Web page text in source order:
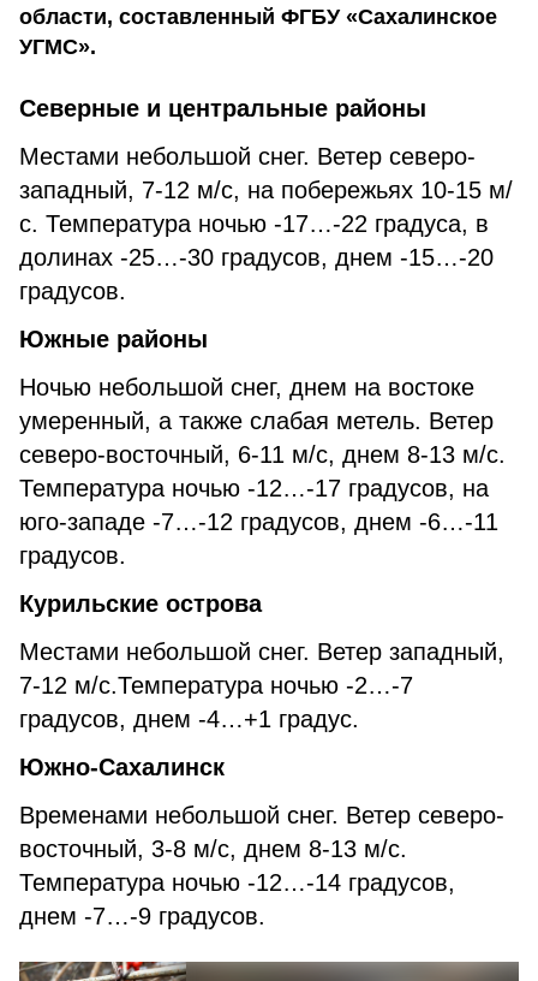
области, составленный ФГБУ «Сахалинское
УГМС».
Северные и центральные районы
Местами небольшой снег. Ветер северо-
западный, 7-12 м/с, на побережьях 10-15 м/
с. Температура ночью -17…-22 градуса, в
долинах -25…-30 градусов, днем -15…-20
градусов.
Южные районы
Ночью небольшой снег, днем на востоке
умеренный, а также слабая метель. Ветер
северо-восточный, 6-11 м/с, днем 8-13 м/с.
Температура ночью -12…-17 градусов, на
юго-западе -7…-12 градусов, днем -6…-11
градусов.
Курильские острова
Местами небольшой снег. Ветер западный,
7-12 м/с.Температура ночью -2…-7
градусов, днем -4…+1 градус.
Южно-Сахалинск
Временами небольшой снег. Ветер северо-
восточный, 3-8 м/с, днем 8-13 м/с.
Температура ночью -12…-14 градусов,
днем -7…-9 градусов.